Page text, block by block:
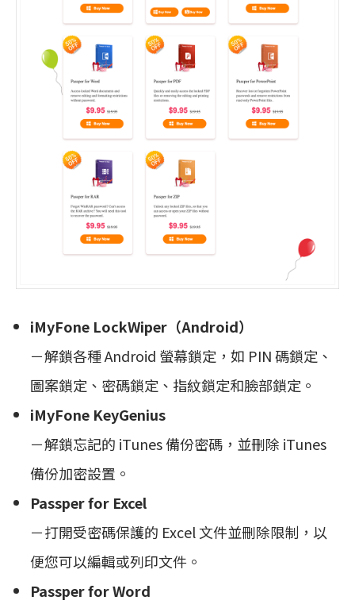
iMyFone LockWiper（Android）
－解鎖各種 Android 螢幕鎖定，如 PIN 碼鎖定、
圖案鎖定、密碼鎖定、指紋鎖定和臉部鎖定。
iMyFone KeyGenius
－解鎖忘記的 iTunes 備份密碼，並刪除 iTunes
備份加密設置。
Passper for Excel
－打開受密碼保護的 Excel 文件並刪除限制，以
便您可以編輯或列印文件。
Passper for Word